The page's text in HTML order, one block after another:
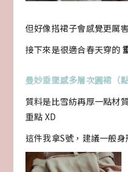
但好像搭裙子會感覺更厲
接下來是很適合春天穿的
曼妙垂墜感多層次圓裙（
質料是比雪紡再厚一點材
重點 XD
這件我拿S號，建議一般身